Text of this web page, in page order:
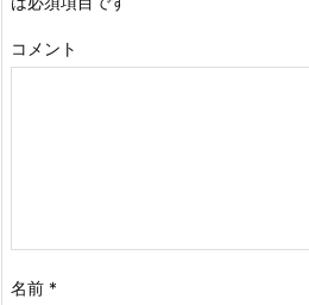
コメント
名前 *